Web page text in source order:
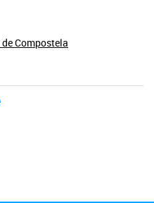
Compostela